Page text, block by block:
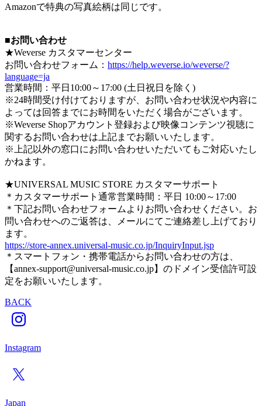
Amazonで特典の写真絵柄は同じです。
■お問い合わせ
★Weverse カスタマーセンター
お問い合わせフォーム： https://help.weverse.io/weverse/?
language=ja
営業時間：平日10:00～17:00 (土日祝日を除く)
※24時間受け付けておりますが、お問い合わせ状況や内容に
よっては回答までにお時間をいただく場合がございます。
※Weverse Shopアカウント登録および映像コンテンツ視聴に
関するお問い合わせは上記までお願いいたします。
※上記以外の窓口にお問い合わせいただいてもご対応いたし
かねます。
★UNIVERSAL MUSIC STORE カスタマーサポート
＊カスタマーサポート通常営業時間：平日 10:00～17:00
＊下記お問い合わせフォームよりお問い合わせください。お
問い合わせへのご返答は、メールにてご連絡差し上げており
ます。
https://store-annex.universal-music.co.jp/InquiryInput.jsp
＊スマートフォン・携帯電話からお問い合わせの方は、
【annex-support@universal-music.co.jp】のドメイン受信許可設
定をお願いいたします。
BACK
Instagram
Japan